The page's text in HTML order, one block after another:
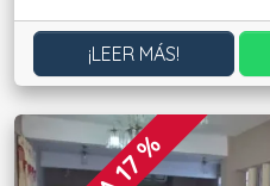
¡LEER MÁS!